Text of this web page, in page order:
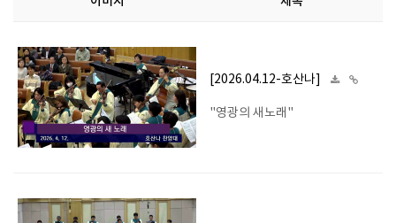
[2026.04.12-호산나]
"영광의 새노래"